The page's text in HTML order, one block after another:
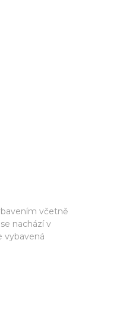
včetně
nachází v
vybavená